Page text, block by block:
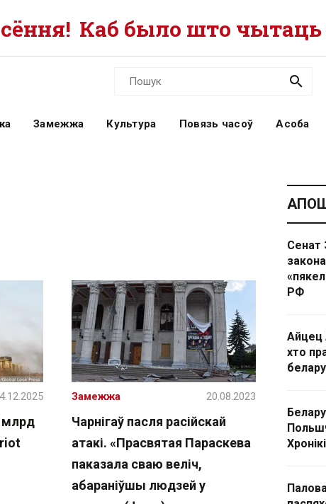
Каб было што чытаць
Замежжа Культура Повязь часоў Асоба
млрд
Чарнігаў пасля расійскай
атакі. «Прасвятая Параскева
паказала сваю веліч,
абараніўшы людзей у
Замежжа 20.08.2023
РФ
Айцец
хто